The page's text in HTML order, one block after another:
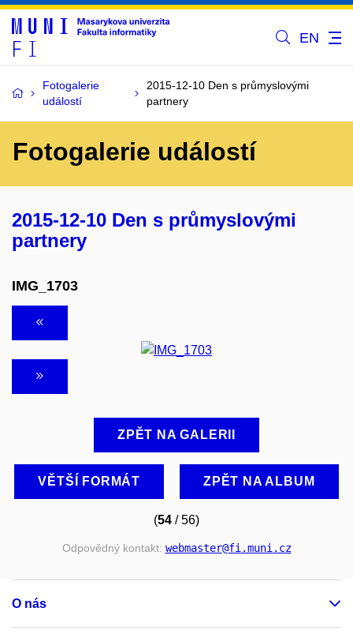
EN
Fotogalerie
událostí
2015-12-10 Den s průmyslovými
partnery
Fotogalerie událostí
2015-12-10 Den s průmyslovými
partnery
IMG_1703
ZPĚT NA GALERII
VĚTŠÍ FORMÁT ZPĚT NA ALBUM
(54 / 56)
Odpovědný kontakt: webmaster@fi.muni.cz
O nás